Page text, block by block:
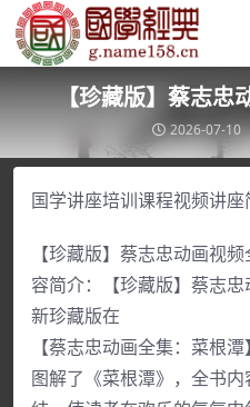
【珍藏版】蔡志忠
2026-07-10
国学讲座培训课程视频讲座
【珍藏版】蔡志忠动画视
容简介：【珍藏版】蔡志
新珍藏版在
【蔡志忠动画全集：菜根
图解了《菜根潭》，全书